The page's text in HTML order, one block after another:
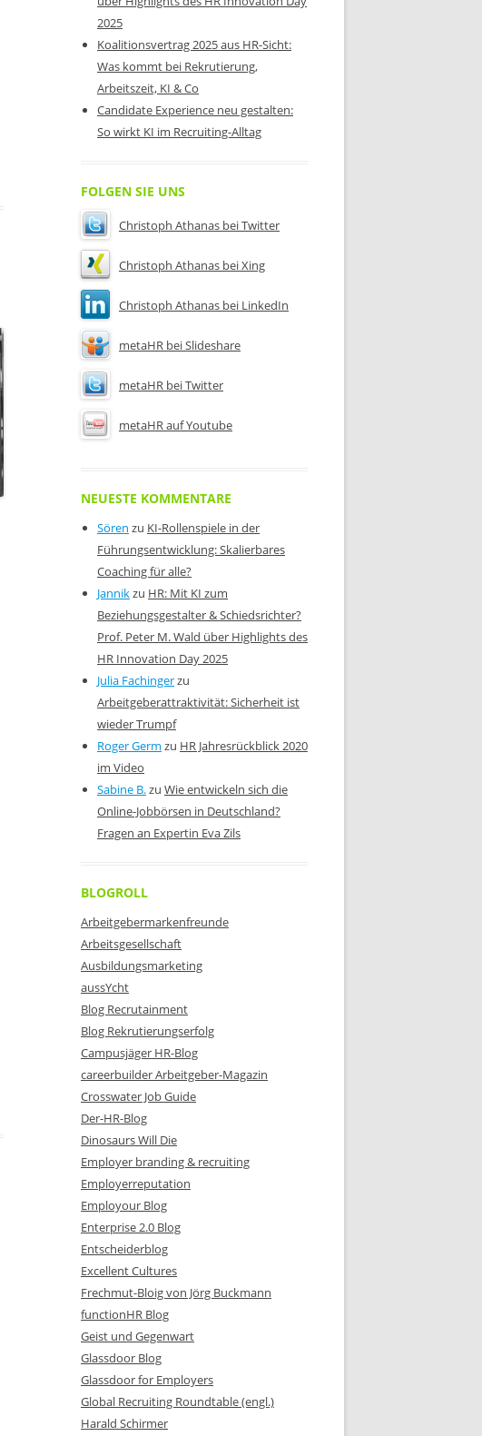
2025
Koalitionsvertrag 2025 aus HR-Sicht:
Was kommt bei Rekrutierung,
Arbeitszeit, KI & Co
Candidate Experience neu gestalten:
So wirkt KI im Recruiting-Alltag
FOLGEN SIE UNS
Christoph Athanas bei Twitter
Christoph Athanas bei Xing
Christoph Athanas bei LinkedIn
metaHR bei Slideshare
metaHR bei Twitter
metaHR auf Youtube
NEUESTE KOMMENTARE
Sören zu KI-Rollenspiele in der
Führungsentwicklung: Skalierbares
Coaching für alle?
Jannikzu HR: Mit KI zum
Beziehungsgestalter & Schiedsrichter?
Prof. Peter M. Wald über Highlights des
HR Innovation Day 2025
Julia Fachingerzu
Arbeitgeberattraktivität: Sicherheit ist
wieder Trumpf
Roger Germ zu HR Jahresrückblick 2020
im Video
Sabine B.zu Wie entwickeln sich die
Online-Jobbörsen in Deutschland?
Fragen an Expertin Eva Zils
BLOGROLL
Arbeitgebermarkenfreunde
Arbeitsgesellschaft
Ausbildungsmarketing
aussYcht
Blog Recrutainment
Blog Rekrutierungserfolg
Campusjäger HR-Blog
careerbuilder Arbeitgeber-Magazin
Crosswater Job Guide
Der-HR-Blog
Dinosaurs Will Die
Employer branding & recruiting
Employerreputation
Employour Blog
Enterprise 2.0 Blog
Entscheiderblog
Excellent Cultures
Frechmut-Bloig von Jörg Buckmann
functionHR Blog
Geist und Gegenwart
Glassdoor Blog
Glassdoor for Employers
Global Recruiting Roundtable (engl.)
Harald Schirmer